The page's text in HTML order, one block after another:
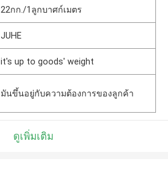
22กก./1ลูกบาศก์เมตร
JUHE
it's up to goods' weight
มันขึ้นอยู่กับความต้องการของลูกค้า
ดูเพิ่มเติม